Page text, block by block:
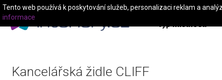
Typ místnosti
Kancelářská židle CLIFF
Tento web používá k poskytování služeb, personalizaci reklam a
informace